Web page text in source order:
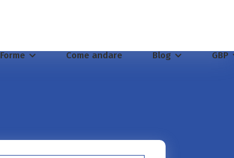
Forme Come andare Blog GBP